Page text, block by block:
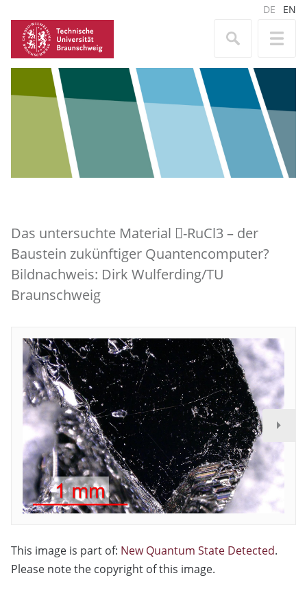
DE EN
Das untersuchte Material -RuCl3 – der
Baustein zukünftiger Quantencomputer?
Bildnachweis: Dirk Wulferding/TU
Braunschweig
This image is part of: New Quantum State Detected.
Please note the copyright of this image.